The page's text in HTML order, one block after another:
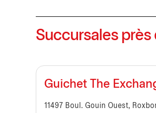
Succursales près
Guichet The
11497 Boul. Gouin Ouest,